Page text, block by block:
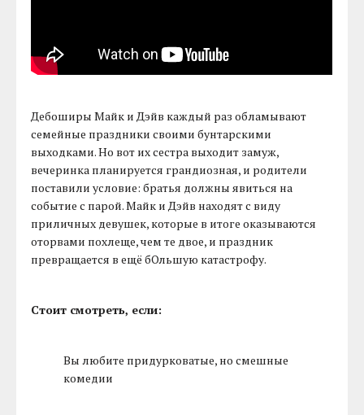
Дебоширы Майк и Дэйв каждый раз обламывают
семейные праздники своими бунтарскими
выходками. Но вот их сестра выходит замуж,
вечеринка планируется грандиозная, и родители
поставили условие: братья должны явиться на
событие с парой. Майк и Дэйв находят с виду
приличных девушек, которые в итоге оказываются
оторвами похлеще, чем те двое, и праздник
превращается в ещё бОльшую катастрофу.
Стоит смотреть, если:
Вы любите придурковатые, но смешные
комедии